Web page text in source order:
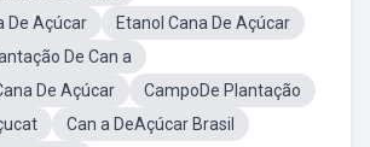
De Açúcar
Etanol Cana De Açúcar
De Can a
De Açúcar
CampoDe Plantação
Can a DeAçúcar Brasil